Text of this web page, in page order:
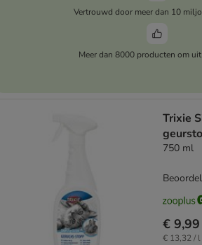
Vertrouwd door meer dan 10
Meer dan 8000 producten om
Trixie
750 ml
€ 9,99
€ 13,32 / l